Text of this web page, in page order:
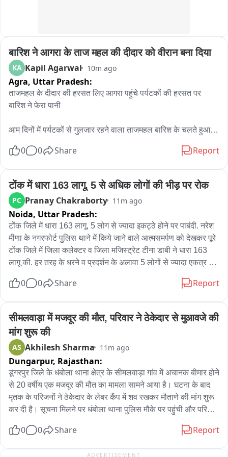
बारिश ने आगरा के ताज महल की दीदार को वीरान बना दिया
KA Kapil Agarwal 10m ago
Agra, Uttar Pradesh:
ताजमहल के दीदार की हरसत लिए आगरा पहुंचे पर्यटकों की हरसत पर
बारिश ने फेरा पानी
आम दिनों में पर्यटकों से गुलजार रहने वाला ताजमहल बारिश के चलते हुआ
गुरुवार सुबह से हो रही तेज बारिश से राज महल परिसर में पसरा सन्नाटा
0 0 Share Report
टोंक में धारा 163 लागू, 5 से अधिक लोगों की भीड़ पर रोक
PC Pranay Chakraborty 11m ago
Noida, Uttar Pradesh:
टोंक जिले में धारा 163 लागू. 5 लोग से ज्यादा इकट्ठे होने पर पाबंदी. नरेश
मीणा के नगरफोर्ट पुलिस थाने में किये जाने वाले आत्मसमर्पण को देखकर पूरे
टोंक जिले में जिला कलेक्टर व जिला मजिस्ट्रेट टीना डाबी ने धारा 163
लागू की. हर तरह के धरने व प्रदर्शन के अलावा 5 लोगों से ज्यादा एकत्र होने
तैनात; कई जगह पर नाकाबंदी ताकि समर्थ नहीं हो इकट्ठा...
0 0 Share Report
सीमलवाड़ा में मजदूर की मौत, परिवार ने ठेकेदार से मुआवजे की
मांग शुरू की
AS Akhilesh Sharma 11m ago
Dungarpur, Rajasthan:
डूंगरपुर जिले के धंबोला थाना क्षेत्र के सीमलवाड़ा गांव में अचानक बीमार होने
से 20 वर्षीय एक मजदूर की मौत का मामला सामने आया है। घटना के बाद
मृतक के परिजनों ने ठेकेदार के लेबर कैंप में शव रखकर मौताणे की मांग शुरू
कर दी है। सूचना मिलने पर धंबोला थाना पुलिस मौके पर पहुंची और परिजनों
निवासी 20 वर्षीय कांतिलाल डामोर सीमलवाड़ा में एक ठेकेदार के अधीन
0 0 Share Report
ADVERTISEMENT